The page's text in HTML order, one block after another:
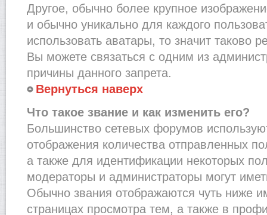
Другое, обычно более крупное
и обычно уникально для каждого
использовать аватары, то значит таково
Вы можете связаться с одним из
причины данного запрета.
Вернуться наверх
Что такое звание и как изменить его?
Большинство сетевых форумов
отображения количества отправленных
а также для идентификации некоторых
модераторы и администраторы могут
Обычно звания отображаются чуть ниже
страницах просмотра тем, а также в